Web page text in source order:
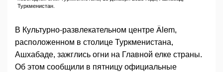
Туркменистан.
В Культурно-развлекательном центре Älem,
расположенном в столице Туркменистана,
Ашхабаде, зажглись огни на Главной елке страны.
Об этом сообщили в пятницу официальные